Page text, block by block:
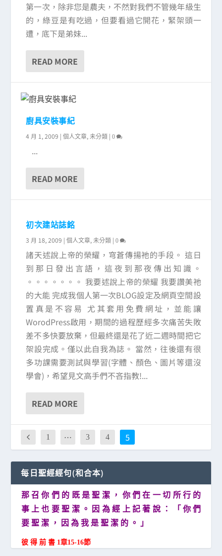
第一次，除非您是農夫，不然對我們不管幾年級生
的，綠豆是有吃過，但要看過它開花，緊架頭一
遭，底下是弟妹...
READ MORE
廚具安裝事紀
4 月 1, 2009 |個人文章,未分類 |0
...
READ MORE
初次建站誌銘
3 月 18, 2009 |個人文章,未分類 |0
諸天述說上帝的榮耀，穹蒼傳揚祂的手段。 這日
到那日發出言語，這夜到那夜傳出知識。
。。。。。。。 我要述說上帝的榮耀 我要讚美祂
的大能 完成我個人第一次BLOG設定及網頁空間設
置真是不容易 尤其套用免費網址，並能讓
WorodPress啟用，期間的過程歷經多次痛苦失敗
差不多快要放棄，但最終還是花了近二週時間把它
架設完成。僅以此自我為誌。 當然，往後還有很
多功課需要測試與學習(字體、顏色、圖片等還沒
學會)，希望見文高手們不吝指教!...
READ MORE
1 … 3 4 5
每日聖經經句(和合本)
那 召 你 們 的 既 是 聖 潔 ， 你 們 在 一 切 所 行 的
事 上 也 要 聖 潔 。 因 為 經 上 記 著 說 ： 「 你 們
要 聖 潔 ， 因 為 我 是 聖 潔 的 。 」
彼 得 前 書 1章15-16節